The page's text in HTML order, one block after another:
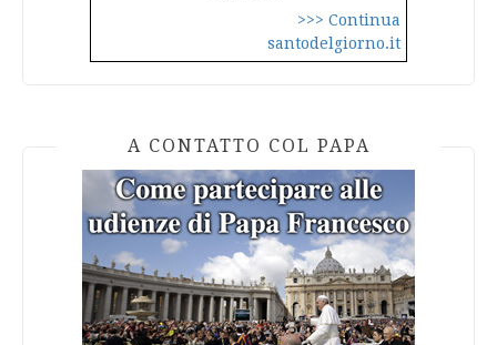
>>> Continua
santodelgiorno.it
A CONTATTO COL PAPA